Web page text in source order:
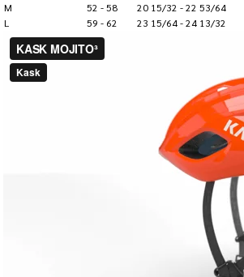
M
52 - 58
20 15/32 - 22 53/64
L
59 - 62 23 15/64 - 24 13/32